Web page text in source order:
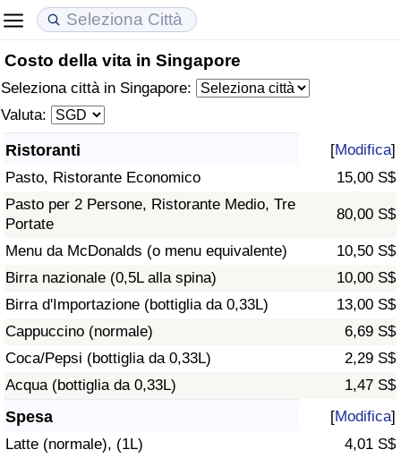
Costo della vita in Singapore
Seleziona città in Singapore:
Valuta:
Ristoranti [Modifica]
Pasto, Ristorante Economico
15,00 S$
Pasto per 2 Persone, Ristorante Medio, Tre
Portate
80,00 S$
Menu da McDonalds (o menu equivalente)
10,50 S$
Birra nazionale (0,5L alla spina)
10,00 S$
Birra d'Importazione (bottiglia da 0,33L)
13,00 S$
Cappuccino (normale)
6,69 S$
Coca/Pepsi (bottiglia da 0,33L)
2,29 S$
Acqua (bottiglia da 0,33L)
1,47 S$
Spesa [Modifica]
Latte (normale), (1L)
4,01 S$
Costo della vita
Indice Del Costo Della Vita (corrente)
Indice Del Costo Della Vita
Indice del Costo della Vita per Nazione
ad Aqaba
Prezzi degli immobili
Indice del Prezzo delle Case (Corrente)
Indice del Prezzo delle Case
Indice del Prezzo delle Case per Nazione
Qualità della Vita
Indice della Qualità della Vita
Indice della Qualità della Vita (Corrente)
Indice della qualità della vita per Paese
Criminalità
Indice del Tasso di Criminalità (Corrente)
Indice della Criminalità
Indice di criminalità per paese